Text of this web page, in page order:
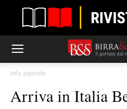
Info aziende
Arriva in Italia